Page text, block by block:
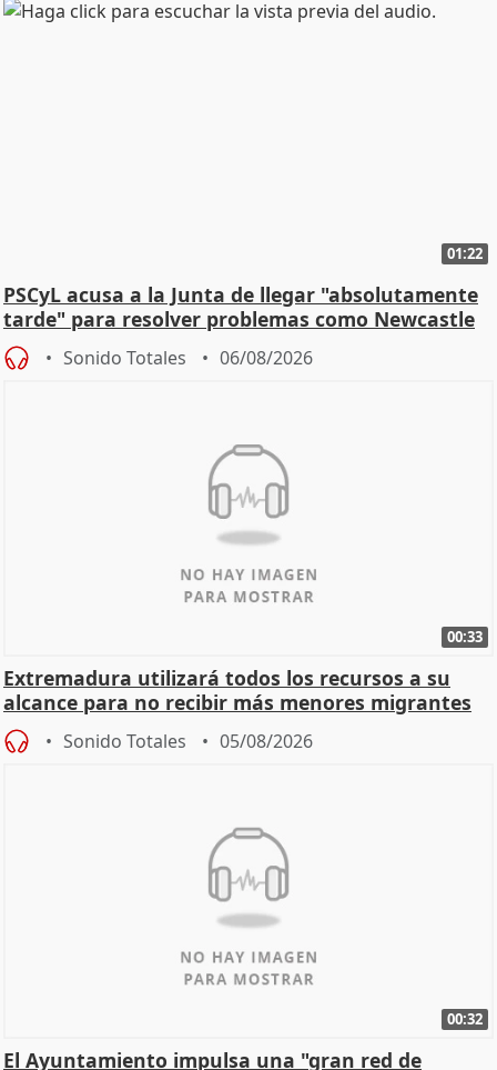
01:22
PSCyL acusa a la Junta de llegar "absolutamente
tarde" para resolver problemas como Newcastle
Sonido Totales 06/08/2026
00:33
Extremadura utilizará todos los recursos a su
alcance para no recibir más menores migrantes
Sonido Totales 05/08/2026
00:32
El Ayuntamiento impulsa una "gran red de